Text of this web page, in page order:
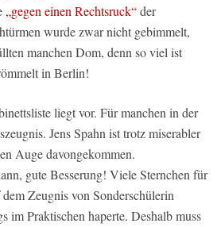
„gegen einen Rechtsruck“der
wurde zwar nicht gebimmelt,
manchen Dom, denn so viel ist
in Berlin!
liegt vor. Für manchen in der
Jens Spahn ist trotz miserabler
Auge davongekommen.
gute Besserung! Viele Sternchen für
Zeugnis von Sonderschülerin
im Praktischen haperte. Deshalb muss